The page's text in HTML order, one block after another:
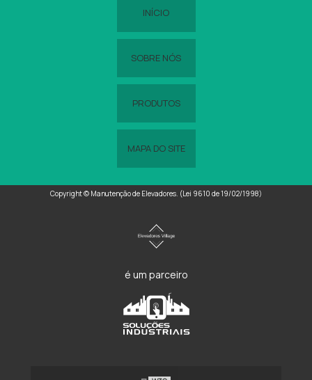
INÍCIO
SOBRE NÓS
PRODUTOS
MAPA DO SITE
Copyright © Manutenção de Elevadores. (Lei 9610 de 19/02/1998)
é um parceiro